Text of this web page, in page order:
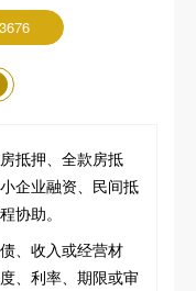
抵押、全款房抵
企业融资、民间抵
协助。
、收入或经营材
、利率、期限或审